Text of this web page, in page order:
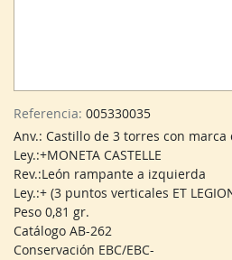
Referencia: 005330035
Anv.: Castillo de 3 torres con marca
Ley.:+MONETA CASTELLE
Rev.:León rampante a izquierda
Ley.:+ (3 puntos verticales ET
Peso 0,81 gr.
Catálogo AB-262
Conservación EBC/EBC-